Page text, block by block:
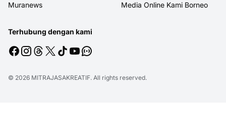
Muranews Media Online Kami Borneo
Terhubung dengan kami
© 2026 MITRAJASAKREATIF. All rights reserved.